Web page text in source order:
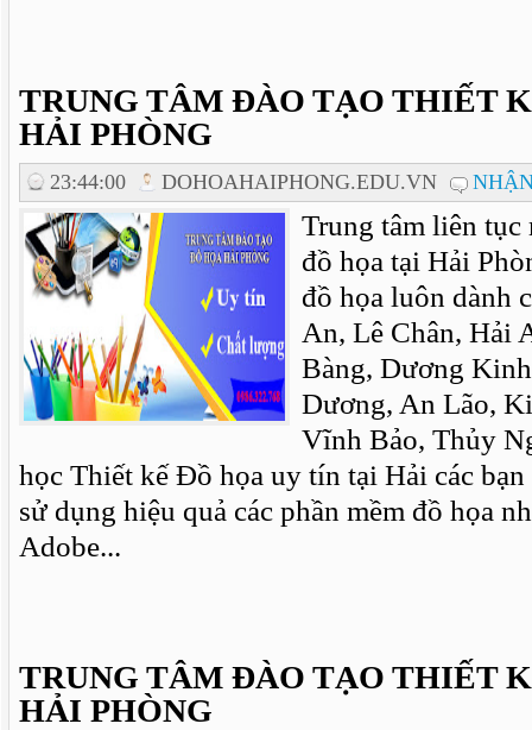
TRUNG TÂM ĐÀO TẠO THIẾT
HẢI PHÒNG
23:44:00 DOHOAHAIPHONG.EDU.VN
Trung tâm liên tục
đồ họa tại Hải
đồ họa luôn dành
An, Lê Chân, Hải
Bàng, Dương
Dương, An Lão,
Vĩnh Bảo, Thủy
học Thiết kế Đồ họa uy tín tại Hải các
sử dụng hiệu quả các phần mềm đồ họa
Adobe...
TRUNG TÂM ĐÀO TẠO THIẾT
HẢI PHÒNG